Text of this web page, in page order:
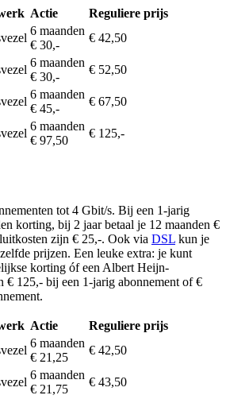
Actie
Reguliere prijs
6 maanden
€ 30,-
€ 42,50
6 maanden
€ 30,-
€ 52,50
6 maanden
€ 45,-
€ 67,50
6 maanden
€ 97,50
€ 125,-
tot 4 Gbit/s. Bij een 1-jarig
korting, bij 2 jaar betaal je 12 maanden €
zijn € 25,-. Ook via DSL kun je
prijzen. Een leuke extra: je kunt
korting óf een Albert Heijn-
€ 125,- bij een 1-jarig abonnement of €
Actie
Reguliere prijs
6 maanden
€ 21,25
€ 42,50
6 maanden
€ 21,75
€ 43,50